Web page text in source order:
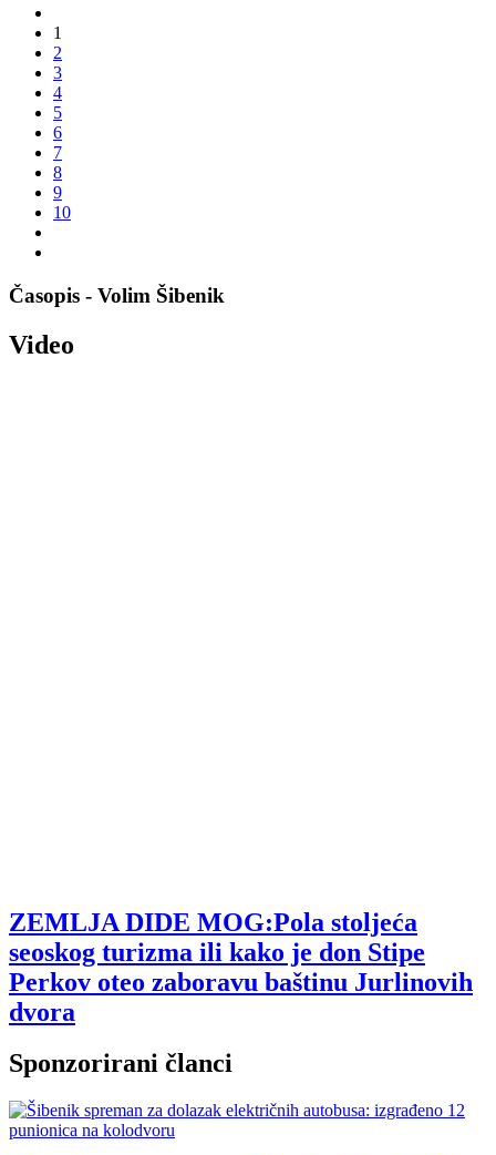
1
2
3
4
5
6
7
8
9
10
Časopis - Volim Šibenik
Video
ZEMLJA DIDE MOG:Pola stoljeća
seoskog turizma ili kako je don Stipe
Perkov oteo zaboravu baštinu Jurlinovih
dvora
Sponzorirani članci